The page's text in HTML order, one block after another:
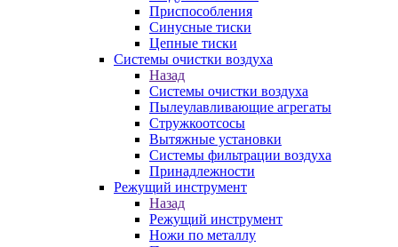
Приспособления
Синусные тиски
Цепные тиски
Системы очистки воздуха
Назад
Системы очистки воздуха
Пылеулавливающие агрегаты
Стружкоотсосы
Вытяжные установки
Системы фильтрации воздуха
Принадлежности
Режущий инструмент
Назад
Режущий инструмент
Ножи по металлу